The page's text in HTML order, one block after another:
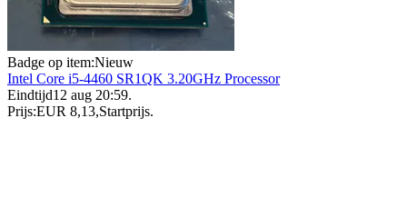
Badge op item:Nieuw
Intel Core i5-4460 SR1QK 3.20GHz Processor
Eindtijd12 aug 20:59.
Prijs:EUR 8,13,Startprijs.